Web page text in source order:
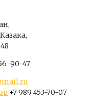
90-47
+7 989 453-70-07